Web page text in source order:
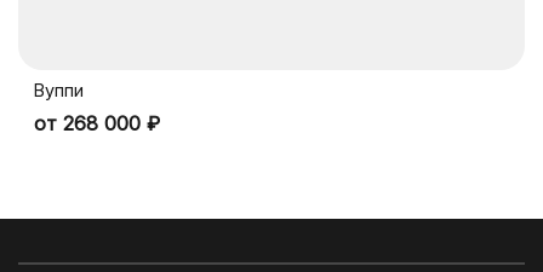
Вуппи
от 268 000 ₽